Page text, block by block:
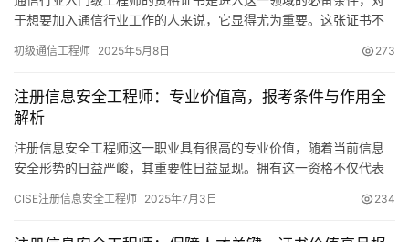
于想要加入通信行业工作的人来说，它显得尤为重要。这张证书不
初级通信工程师 2025年5月8日 273
注册信息安全工程师：专业价值高，报考条件与作用全
解析
注册信息安全工程师这一职业具有很高的专业价值，随着当前信息
安全形势的日益严峻，其重要性日益显现。拥有这一资格不仅代表
地。
CISE注册信息安全工程师 2025年7月3日 234